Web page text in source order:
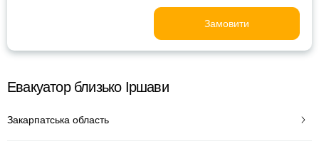
Замовити
Евакуатор близько Іршави
Закарпатська область